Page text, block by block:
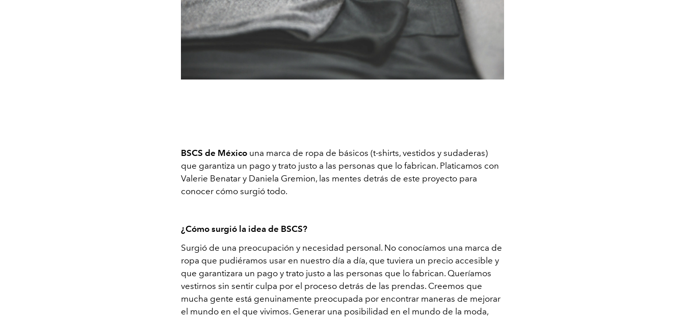
BSCS de México una marca de ropa de básicos (t-shirts, vestidos y sudaderas)
que garantiza un pago y trato justo a las personas que lo fabrican. Platicamos con
Valerie Benatar y Daniela Gremion, las mentes detrás de este proyecto para
conocer cómo surgió todo.
¿Cómo surgió la idea de BSCS?
Surgió de una preocupación y necesidad personal. No conocíamos una marca de
ropa que pudiéramos usar en nuestro día a día, que tuviera un precio accesible y
que garantizara un pago y trato justo a las personas que lo fabrican. Queríamos
vestirnos sin sentir culpa por el proceso detrás de las prendas. Creemos que
mucha gente está genuinamente preocupada por encontrar maneras de mejorar
el mundo en el que vivimos. Generar una posibilidad en el mundo de la moda,